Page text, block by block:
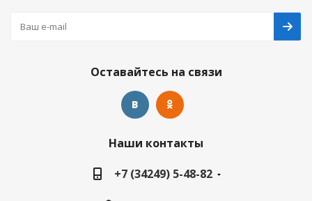
Оставайтесь на связи
Наши контакты
+7 (34249) 5-48-82